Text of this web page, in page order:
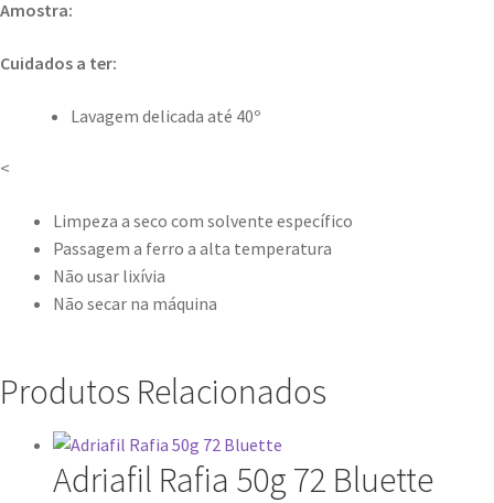
Amostra:
Cuidados a ter:
Lavagem delicada até 40º
<
Limpeza a seco com solvente específico
Passagem a ferro a alta temperatura
Não usar lixívia
Não secar na máquina
Produtos Relacionados
Adriafil Rafia 50g 72 Bluette